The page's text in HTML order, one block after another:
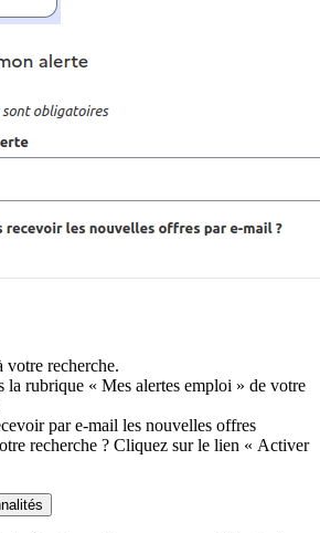
votre recherche.
la rubrique « Mes alertes emploi » de votre
par e-mail les nouvelles offres
recherche ? Cliquez sur le lien « Activer